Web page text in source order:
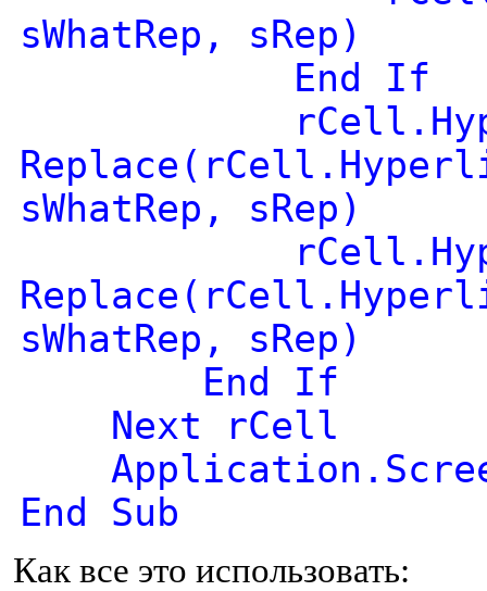
sWhatRep, sRep)
End If
sWhatRep, sRep)
sWhatRep, sRep)
End If
Next rCell
End Sub
Как все это использовать: